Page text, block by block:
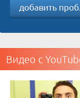
добавить
Видео с